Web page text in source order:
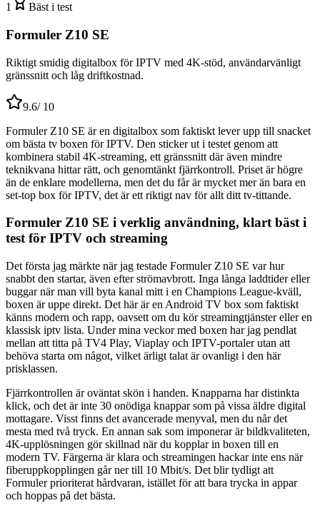
1 Bäst i test
Formuler Z10 SE
Riktigt smidig digitalbox för IPTV med 4K-stöd, användarvänligt
gränssnitt och låg driftkostnad.
9.6/ 10
Formuler Z10 SE är en digitalbox som faktiskt lever upp till snacket
om bästa tv boxen för IPTV. Den sticker ut i testet genom att
kombinera stabil 4K-streaming, ett gränssnitt där även mindre
teknikvana hittar rätt, och genomtänkt fjärrkontroll. Priset är högre
än de enklare modellerna, men det du får är mycket mer än bara en
set-top box för IPTV, det är ett riktigt nav för allt ditt tv-tittande.
Formuler Z10 SE i verklig användning, klart bäst i
test för IPTV och streaming
Det första jag märkte när jag testade Formuler Z10 SE var hur
snabbt den startar, även efter strömavbrott. Inga långa laddtider eller
buggar när man vill byta kanal mitt i en Champions League-kväll,
boxen är uppe direkt. Det här är en Android TV box som faktiskt
känns modern och rapp, oavsett om du kör streamingtjänster eller en
klassisk iptv lista. Under mina veckor med boxen har jag pendlat
mellan att titta på TV4 Play, Viaplay och IPTV-portaler utan att
behöva starta om något, vilket ärligt talat är ovanligt i den här
prisklassen.
Fjärrkontrollen är oväntat skön i handen. Knapparna har distinkta
klick, och det är inte 30 onödiga knappar som på vissa äldre digital
mottagare. Visst finns det avancerade menyval, men du når det
mesta med två tryck. En annan sak som imponerar är bildkvaliteten,
4K-upplösningen gör skillnad när du kopplar in boxen till en
modern TV. Färgerna är klara och streamingen hackar inte ens när
fiberuppkopplingen går ner till 10 Mbit/s. Det blir tydligt att
Formuler prioriterat hårdvaran, istället för att bara trycka in appar
och hoppas på det bästa.